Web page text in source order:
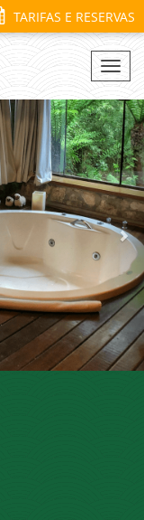
TARIFAS E RESERVAS